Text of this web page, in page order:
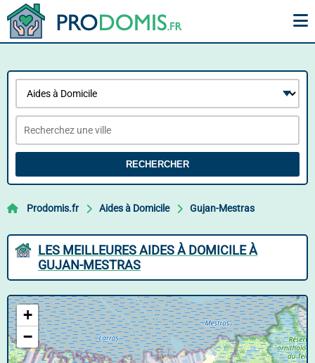
RECHERCHER
Prodomis.fr Aides à Domicile Gujan-Mestras
LES MEILLEURES AIDES À DOMICILE À
GUJAN-MESTRAS
+
−